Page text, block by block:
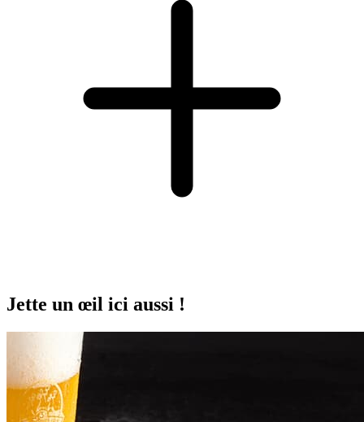
Jette un œil ici aussi !